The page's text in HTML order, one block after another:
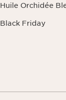
Huile Orchidée
Black Friday